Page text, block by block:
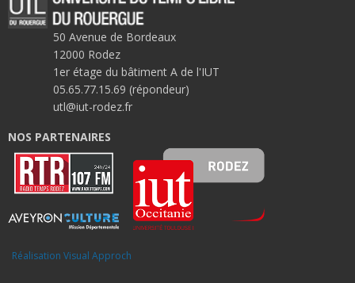
50 Avenue de Bordeaux
12000 Rodez
1er étage du bâtiment A de l'IUT
05.65.77.15.69 (répondeur)
utl@iut-rodez.fr
NOS PARTENAIRES
Réalisation Visual Approch